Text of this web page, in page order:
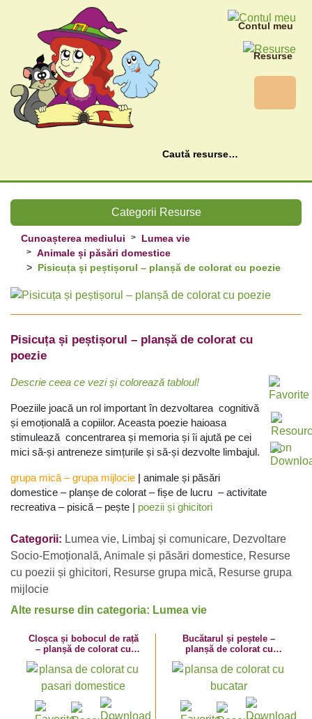
Contul meu
Resurse
Caută
Categorii Resurse
Cunoașterea mediului
Lumea vie
Animale și păsări domestice
Pisicuța și peștișorul – planșă de colorat cu poezie
Pisicuța și peștișorul – planșă de colorat cu
poezie
Descrie ceea ce vezi și colorează tabloul!
Poeziile joacă un rol important în dezvoltarea cognitivă
și emoțională a copiilor. Aceasta poezie haioasa
stimulează concentrarea și memoria și îi ajută pe cei
mici să-și antreneze simțurile și să-și dezvolte limbajul.
grupa mică – grupa mijlocie | animale și păsări
domestice – planșe de colorat – fișe de lucru – activitate
recreativa – pisică – pește | poezii și ghicitori
Categorii: Lumea vie, Limbaj și comunicare, Dezvoltare
Socio-Emoțională, Animale și păsări domestice, Resurse
cu poezii și ghicitori, Resurse grupa mică, Resurse grupa
mijlocie
Alte resurse din categoria: Lumea vie
Cloșca și bobocul de rață
– planșă de colorat cu
Bucătarul și peștele –
planșă de colorat cu